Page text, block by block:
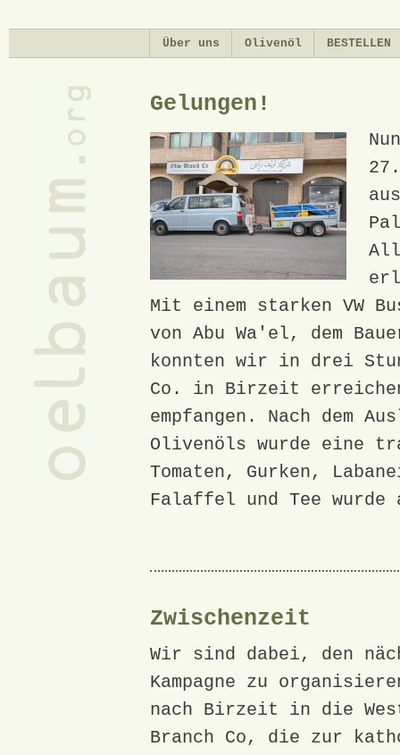
Über uns Olivenöl BESTELLEN
Gelungen!
Mit einem starken VW
von Abu Wa'el, dem
konnten wir in drei
Co. in Birzeit
empfangen. Nach dem
Olivenöls wurde eine
Tomaten, Gurken,
Falaffel und Tee
Zwischenzeit
Wir sind dabei, den
Kampagne zu
nach Birzeit in die
Branch Co, die zur